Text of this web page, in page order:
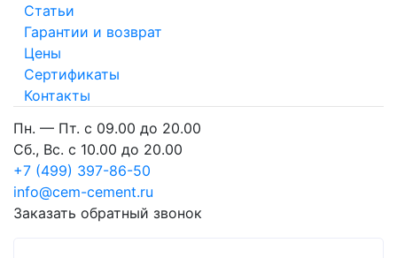
Cтатьи
Гарантии и возврат
Цены
Сертификаты
Контакты
Пн. — Пт. с 09.00 до 20.00
Сб., Вс. с 10.00 до 20.00
+7 (499) 397-86-50
info@cem-cement.ru
Заказать обратный звонок